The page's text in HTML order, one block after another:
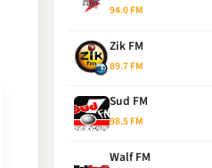
94.0 FM
Zik FM
89.7 FM
Sud FM
98.5 FM
Walf FM